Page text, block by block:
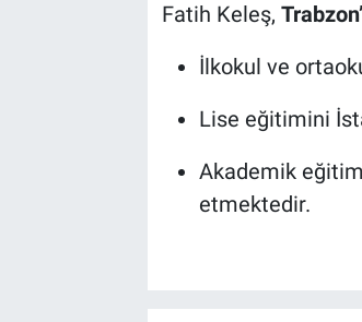
Fatih Keleş,
İlkokul ve
Lise eğitimini
Akademik
etmektedir.